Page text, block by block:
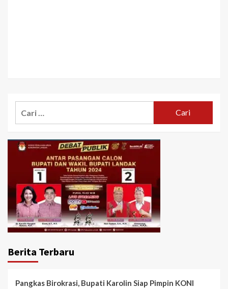
Berita Terbaru
Pangkas Birokrasi, Bupati Karolin Siap Pimpin KONI